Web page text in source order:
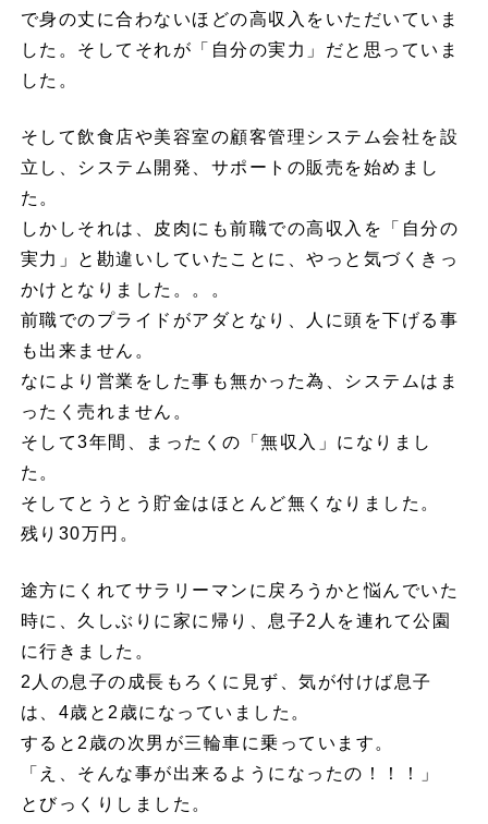
で身の丈に合わないほどの高収入をいただいていま
した。そしてそれが「自分の実力」だと思っていま
した。
そして飲食店や美容室の顧客管理システム会社を設
立し、システム開発、サポートの販売を始めまし
た。
しかしそれは、皮肉にも前職での高収入を「自分の
実力」と勘違いしていたことに、やっと気づくきっ
かけとなりました。。。
前職でのプライドがアダとなり、人に頭を下げる事
も出来ません。
なにより営業をした事も無かった為、システムはま
ったく売れません。
そして3年間、まったくの「無収入」になりまし
た。
そしてとうとう貯金はほとんど無くなりました。
残り30万円。
途方にくれてサラリーマンに戻ろうかと悩んでいた
時に、久しぶりに家に帰り、息子2人を連れて公園
に行きました。
2人の息子の成長もろくに見ず、気が付けば息子
は、4歳と2歳になっていました。
すると2歳の次男が三輪車に乗っています。
「え、そんな事が出来るようになったの！！！」
とびっくりしました。